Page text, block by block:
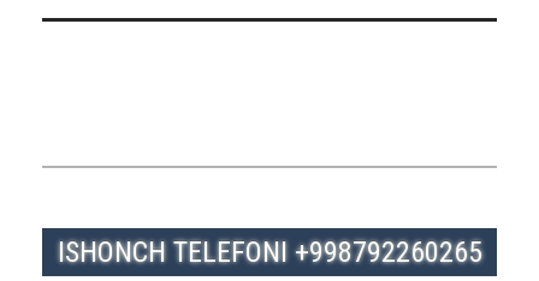
ISHONCH TELEFONI +998792260265